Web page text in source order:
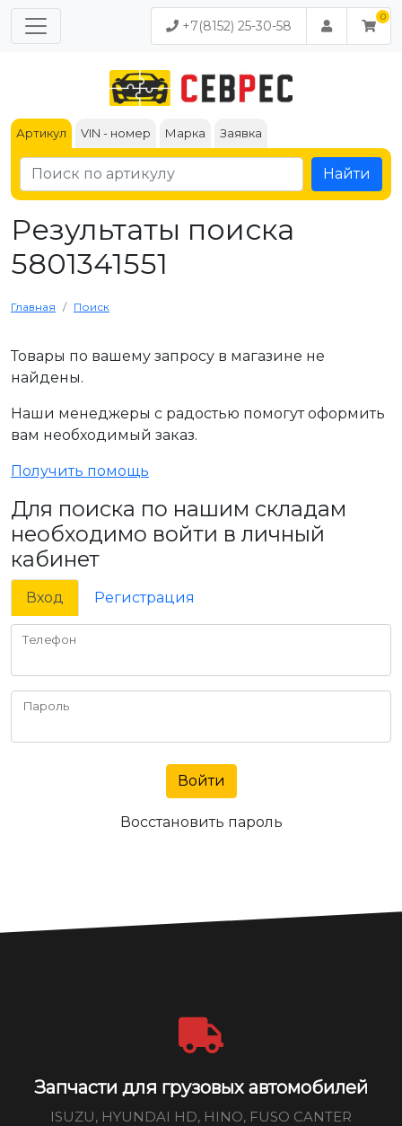
+7(8152) 25-30-58
Артикул VIN - номер Марка Заявка
Найти
Результаты поиска
5801341551
Главная Поиск
Товары по вашему запросу в магазине не
найдены.
Наши менеджеры с радостью помогут оформить
вам необходимый заказ.
Получить помощь
Для поиска по нашим складам
необходимо войти в личный
кабинет
Вход Регистрация
Телефон
Пароль
Войти
Восстановить пароль
Запчасти для грузовых автомобилей
ISUZU, HYUNDAI HD, HINO, FUSO CANTER